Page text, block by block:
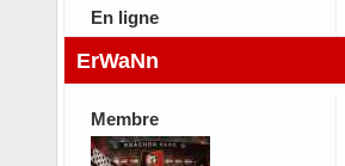
En ligne
ErWaNn
Membre